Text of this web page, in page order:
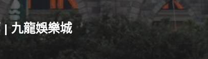
| 九龍娛樂城